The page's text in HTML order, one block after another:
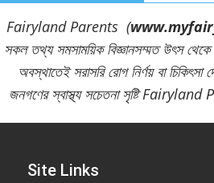
Fairyland Parents (
সকল তথ্য সমসাময়িক বিজ্ঞানসম্মত উৎস
অবস্থাতেই সরাসরি রোগ নির্ণয় বা
জনগণের স্বাস্থ্য সচেতনা সৃষ্টি
Site Links